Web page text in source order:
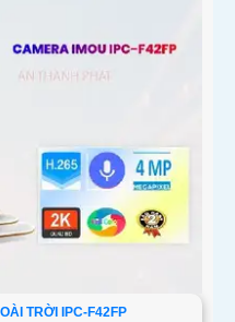
TRỜI IPC-F42FP